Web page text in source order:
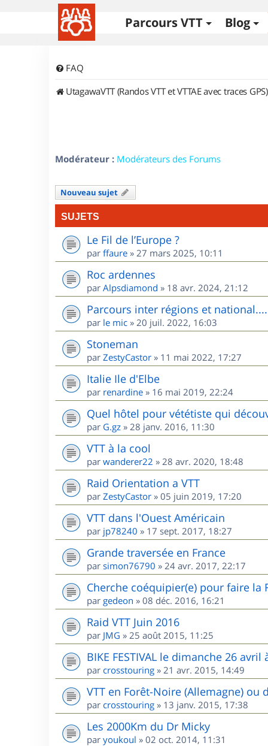
Parcours VTT Blog
FAQ
UtagawaVTT (Randos VTT et VTTAE avec traces GPS)
Modérateur : Modérateurs des Forums
Nouveau sujet
SUJETS
Le Fil de l’Europe ?
par ffaure » 27 mars 2025, 10:11
Roc ardennes
par Alpsdiamond » 18 avr. 2024, 21:12
Parcours inter régions et national....
par le mic » 20 juil. 2022, 16:03
Stoneman
par ZestyCastor » 11 mai 2022, 17:27
Italie Ile d'Elbe
par renardine » 16 mai 2019, 22:24
Quel hôtel pour vététiste qui
par G.gz » 28 janv. 2016, 11:30
VTT à la cool
par wanderer22 » 28 avr. 2020, 18:48
Raid Orientation a VTT
par ZestyCastor » 05 juin 2019, 17:20
VTT dans l'Ouest Américain
par jp78240 » 17 sept. 2017, 18:27
Grande traversée en France
par simon76790 » 24 avr. 2017, 22:17
Cherche coéquipier(e) pour faire la
par gedeon » 08 déc. 2016, 16:21
Raid VTT Juin 2016
par JMG » 25 août 2015, 11:25
BIKE FESTIVAL le dimanche 26 avril
par crosstouring » 21 avr. 2015, 14:49
VTT en Forêt-Noire (Allemagne) ou
par crosstouring » 13 janv. 2015, 17:38
Les 2000Km du Dr Micky
par youkoul » 02 oct. 2014, 11:31